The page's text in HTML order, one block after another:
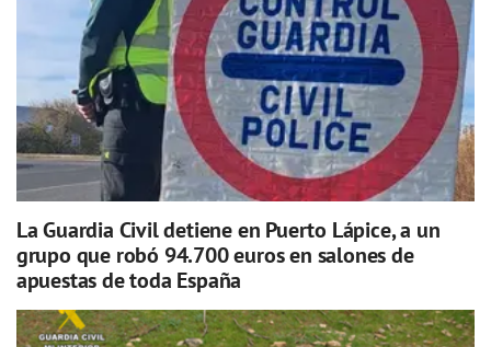
La Guardia Civil detiene en Puerto Lápice, a un
grupo que robó 94.700 euros en salones de
apuestas de toda España